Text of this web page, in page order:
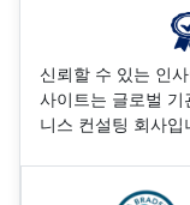
신뢰할 수 있는 인
사이트는 글로벌
니스 컨설팅 회사입